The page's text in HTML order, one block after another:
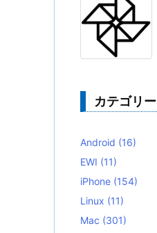
カテゴリー
Android (16)
EWI (11)
iPhone (154)
Linux (11)
Mac (301)